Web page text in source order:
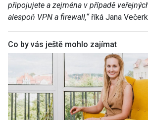
připojujete a zejména v případě
alespoň VPN a firewall,“ říká Jana
Co by vás ještě mohlo zajímat